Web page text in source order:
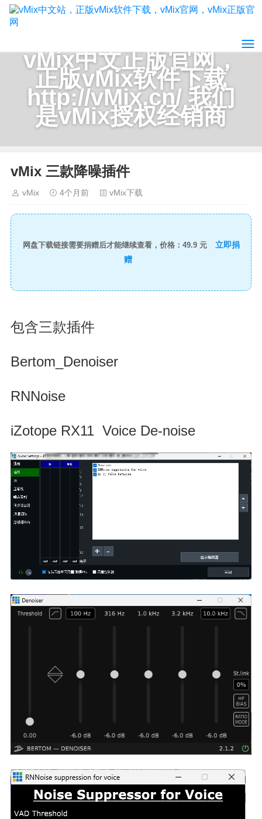
vMix中文正版官网，
正版vMix软件下载
http://vMix.cn/ 我们
是vMix授权经销商
vMix 三款降噪插件
vMix 4个月前 vMix下载
网盘下载链接需要捐赠后才能继续查看，价格：49.9 元
立即捐
赠
包含三款插件
Bertom_Denoiser
RNNoise
iZotope RX11 Voice De-noise